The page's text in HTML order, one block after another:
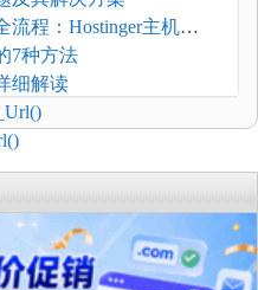
流程：Hostinger主机一
7种方法
细解读